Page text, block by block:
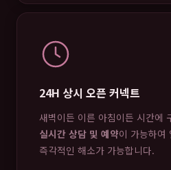
24H 상시 오픈 커넥트
새벽이든 이른 아침이든 시간에
실시간 상담 및 예약이 가능하여
즉각적인 해소가 가능합니다.